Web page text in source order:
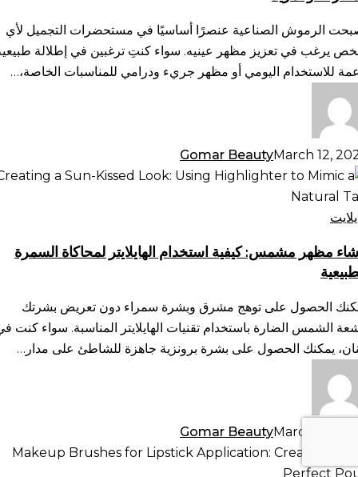
الرموش الصناعية عنصرًا أساسيًا في مستحضرات التجميل لأي
يرغب في تعزيز مظهر عينيه. سواء كنتِ ترغبين في إطلالة
للاستخدام اليومي أو مظهر جريء ودرامي للمناسبات الخاصة،…
Gomar BeautyMarch 12,
مظهر مشمس: كيفية استخدام الهايلايتر لمحاكاة السمرة
الحصول على توهج مشرق وبشرة سمراء دون تعريض بشرتك
الشمس الضارة باستخدام تقنيات الهايلايتر المناسبة. سواء كنت
يمكنك الحصول على بشرة برونزية جاهزة للشاطئ على مدار…
Gomar BeautyMarch 12,